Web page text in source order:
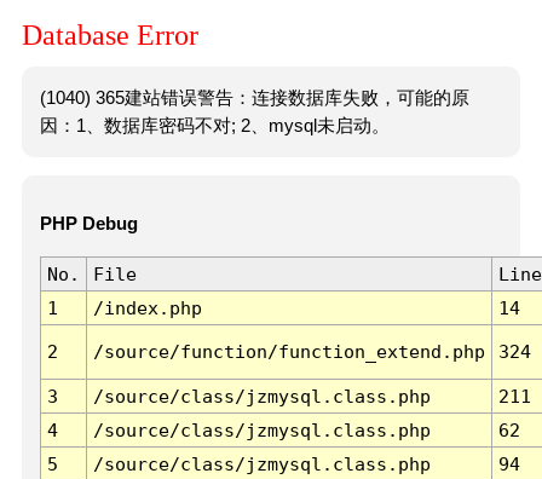
Database Error
(1040) 365建站错误警告：连接数据库失败，可能的原
因：1、数据库密码不对; 2、mysql未启动。
PHP Debug
No. File
Line
1
/index.php 14
2 /source/function/function_extend.php 324
3 /source/class/jzmysql.class.php
211
4
/source/class/jzmysql.class.php
62
5
/source/class/jzmysql.class.php
94